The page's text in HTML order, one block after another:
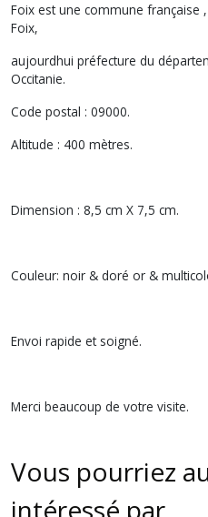
Foix est une commune française
Foix,
aujourdhui préfecture du
Occitanie.
Code postal : 09000.
Altitude : 400 mètres.
Dimension : 8,5 cm X 7,5 cm.
Couleur: noir & doré or &
Envoi rapide et soigné.
Merci beaucoup de votre visite.
Vous pourriez
intéressé par